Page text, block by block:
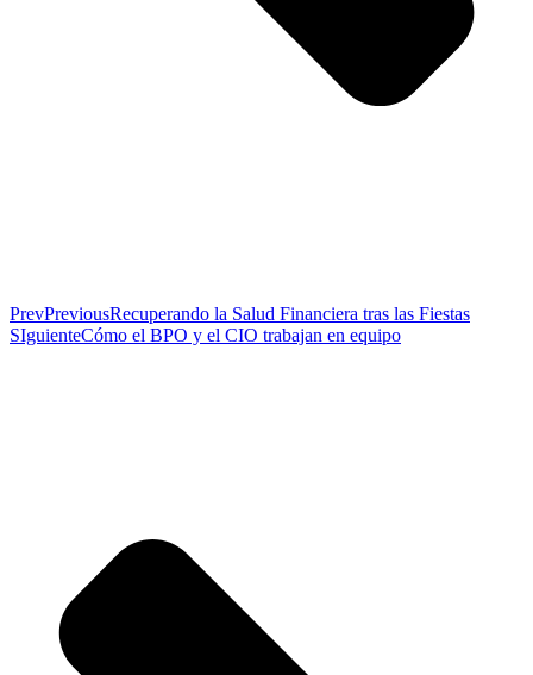
PrevPreviousRecuperando la Salud Financiera tras las Fiestas
SIguienteCómo el BPO y el CIO trabajan en equipo